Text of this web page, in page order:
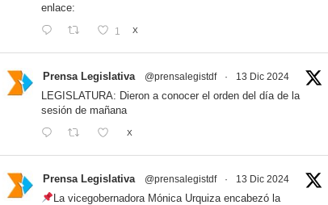
enlace:
1 X
Prensa Legislativa @prensalegistdf · 13 Dic 2024
LEGISLATURA: Dieron a conocer el orden del día de la
sesión de mañana
X
Prensa Legislativa @prensalegistdf · 13 Dic 2024
La vicegobernadora Mónica Urquiza encabezó la